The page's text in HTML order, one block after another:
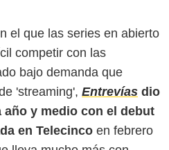
el que las series en abierto
competir con las
bajo demanda que
'streaming', Entrevías dio
año y medio con el debut
en Telecinco en febrero